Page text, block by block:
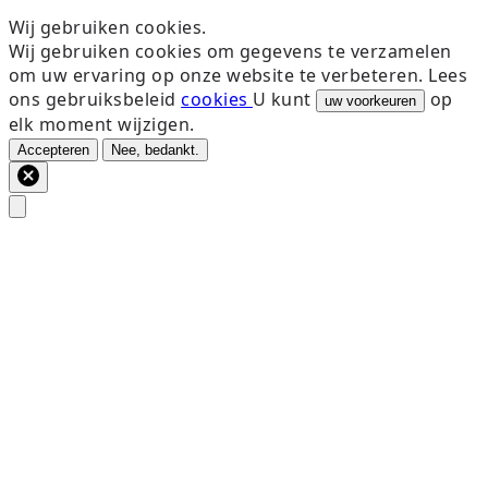
Wij gebruiken cookies.
Wij gebruiken cookies om gegevens te verzamelen
om uw ervaring op onze website te verbeteren. Lees
ons gebruiksbeleidcookies U kunt uw voorkeuren
op
elk moment wijzigen.
Accepteren Nee, bedankt.